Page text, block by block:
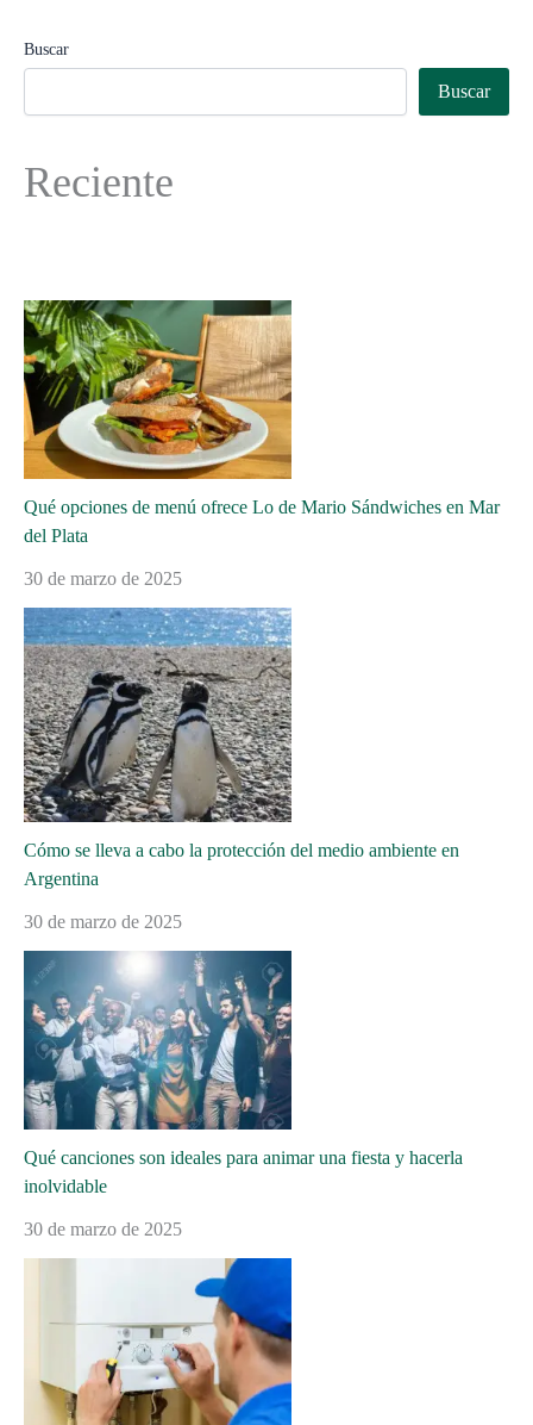
Buscar
Buscar
Reciente
Qué opciones de menú ofrece Lo de Mario Sándwiches en Mar
del Plata
30 de marzo de 2025
Cómo se lleva a cabo la protección del medio ambiente en
Argentina
30 de marzo de 2025
Qué canciones son ideales para animar una fiesta y hacerla
inolvidable
30 de marzo de 2025